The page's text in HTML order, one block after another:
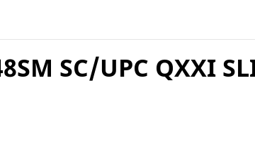
SC/UPC QXXI